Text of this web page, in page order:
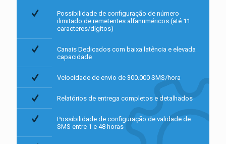
Possibilidade de configuração de número
ilimitado de remetentes alfanuméricos (até 11
caracteres/dígitos)
Canais Dedicados com baixa latência e elevada
capacidade
Velocidade de envio de 300.000 SMS/hora
Relatórios de entrega completos e detalhados
Possibilidade de configuração de validade de
SMS entre 1 e 48 horas